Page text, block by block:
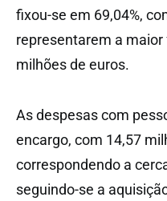
fixou-se em 69,04%,
representarem a
milhões de euros.
As despesas com
encargo, com 14,57
correspondendo a
seguindo-se a